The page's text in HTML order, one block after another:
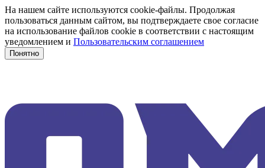
На нашем сайте используются cookie-файлы. Продолжая
пользоваться данным сайтом, вы подтверждаете свое согласие
на использование файлов cookie в соответствии с настоящим
уведомлением и Пользовательским соглашением
Понятно